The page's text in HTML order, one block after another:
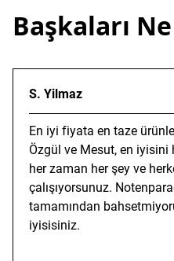
Başkaları
S. Yilmaz
En iyi fiyata en taze
Özgül ve Mesut, en iyisini
her zaman her şey ve
çalışıyorsunuz.
tamamından
iyisisiniz.